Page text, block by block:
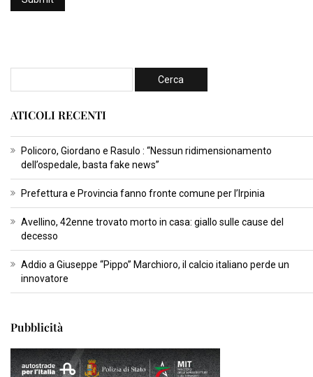
ATICOLI RECENTI
Policoro, Giordano e Rasulo : “Nessun ridimensionamento
dell’ospedale, basta fake news”
Prefettura e Provincia fanno fronte comune per l’Irpinia
Avellino, 42enne trovato morto in casa: giallo sulle cause del
decesso
Addio a Giuseppe “Pippo” Marchioro, il calcio italiano perde un
innovatore
Pubblicità